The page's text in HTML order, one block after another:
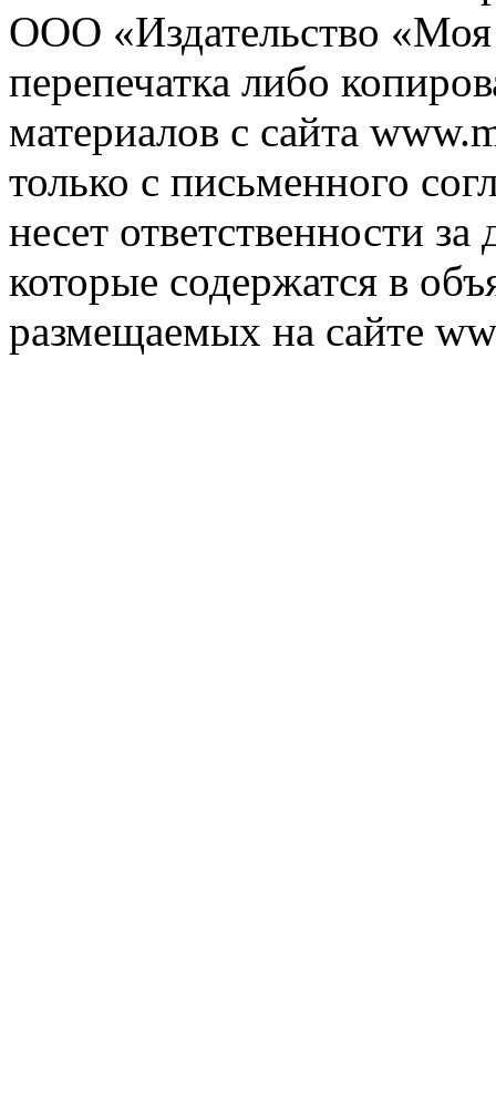
ООО «Издательство
перепечатка либо
материалов с сайта
только с письменного
несет ответственности
которые содержатся в
размещаемых на сайте